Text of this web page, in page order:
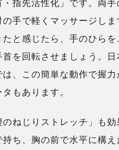
・指先活性化」です。両
の手で軽くマッサージし
たと感じたら、手のひら
首を回転させましょう。
、この簡単な動作で握力
もあります。
のねじりストレッチ」も
持ち、胸の前で水平に構